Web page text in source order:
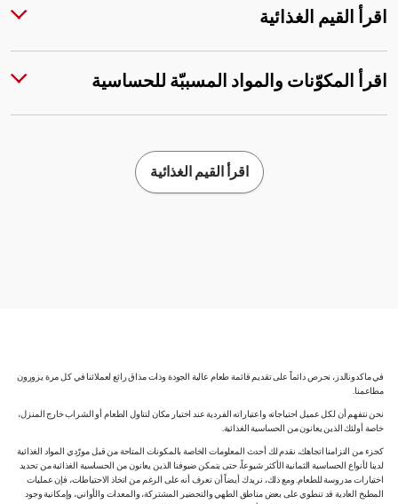
اقرأ القيم الغذائية
اقرأ المكوّنات والمواد المسببّة للحساسية
اقرأ القيم الغذائية
في ماكدونالدز، نحرص دائماً على تقديم قائمة طعام عالية الجودة وذات مذاق رائع لعملائنا في كل مرة يزورون
مطاعمنا.
نحن نتفهم أن لكل عميل احتياجاته واعتباراته الفردية عند اختيار مكان لتناول الطعام أو الشراب خارج المنزل،
خاصة أولئك الذين يعانون من الحساسية الغذائية.
كجزء من التزامنا اتجاهك، نقدم لك أحدث المعلومات الخاصة بالمكونات المتاحة من قبل مورّدي المواد الغذائية
لدينا لأنواع الحساسية الثمانية الأكثر شيوعاً، حتى يتمكن ضيوفنا الذين يعانون من الحساسية الغذائية من تحديد
اختيارات مدروسة للطعام. ومع ذلك، نريدك أيضاً أن تعرف أنه على الرغم من اتخاذ الاحتياطات، فإن عمليات
المطبخ العادية قد تنطوي على بعض مناطق الطهي والتحضير المشتركة، والمعدات والأواني، وإمكانية وجود